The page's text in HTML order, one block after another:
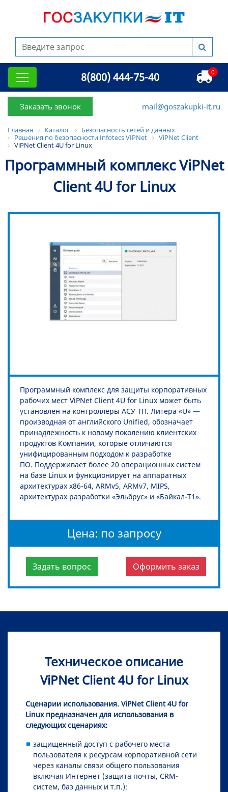
8(800) 444-75-40 0
Заказать звонок mail@goszakupki-it.ru
Главная Каталог
Безопасность сетей и данных
Решения по безопасности Infotecs VIPNet
ViPNet Client
ViPNet Client 4U for Linux
Программный комплекс ViPNet
Client 4U for Linux
Программный комплекс для защиты корпоративных
рабочих мест ViPNet Client 4U for Linux может быть
установлен на контроллеры АСУ ТП. Литера «U» —
производная от английского Unified, обозначает
принадлежность к новому поколению клиентских
продуктов Компании, которые отличаются
унифицированным подходом к разработке
ПО. Поддерживает более 20 операционных систем
на базе Linux и функционирует на аппаратных
архитектурах x86-64, ARMv5, ARMv7, MIPS,
архитектурах разработки «Эльбрус» и «Байкал-Т1».
Цена: по запросу
Задать вопрос Оформить заказ
Техническое описание
ViPNet Client 4U for Linux
Сценарии использования. ViPNet Client 4U for
Linux предназначен для использования в
следующих сценариях:
защищенный доступ с рабочего места
пользователя к ресурсам корпоративной сети
через каналы связи общего пользования
включая Интернет (защита почты, CRM-
систем, баз данных и т.п.);